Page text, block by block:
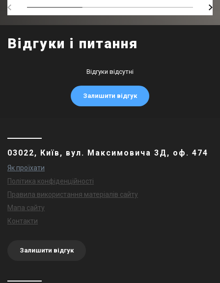
Відгуки і питання
Відгуки відсутні
Залишити відгук
03022, Київ, вул. Максимовича 3Д, оф. 474
Як проїхати
Політика конфіденційності
Правила використання матеріалів сайту
Мапа сайту
Контакти
Залишити відгук